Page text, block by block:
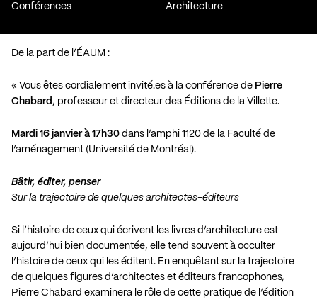
Conférences Architecture
De la part de l’ÉAUM :
« Vous êtes cordialement invité.es à la conférence de Pierre
Chabard , professeur et directeur des Éditions de la Villette.
Mardi 16 janvier à 17h30 dans l’amphi 1120 de la Faculté de
l’aménagement (Université de Montréal).
Bâtir, éditer, penser
Sur la trajectoire de quelques architectes-éditeurs
Si l’histoire de ceux qui écrivent les livres d’architecture est
aujourd’hui bien documentée, elle tend souvent à occulter
l’histoire de ceux qui les éditent. En enquêtant sur la trajectoire
de quelques figures d’architectes et éditeurs francophones,
Pierre Chabard examinera le rôle de cette pratique de l’édition